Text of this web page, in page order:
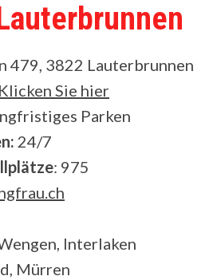
479, 3822 Lauterbrunnen
Klicken Sie hier
Parken
24/7
: 975
Interlaken
Mürren